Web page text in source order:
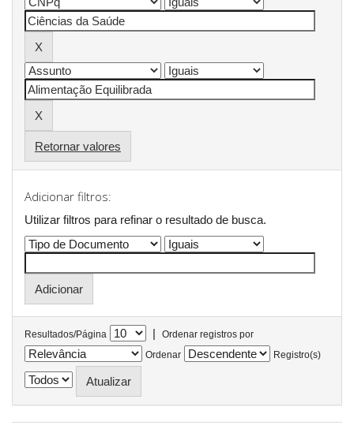
Retornar valores
Adicionar filtros:
Utilizar filtros para refinar o resultado de busca.
Resultados/Página |
Ordenar registros por
Ordenar
Registro(s)